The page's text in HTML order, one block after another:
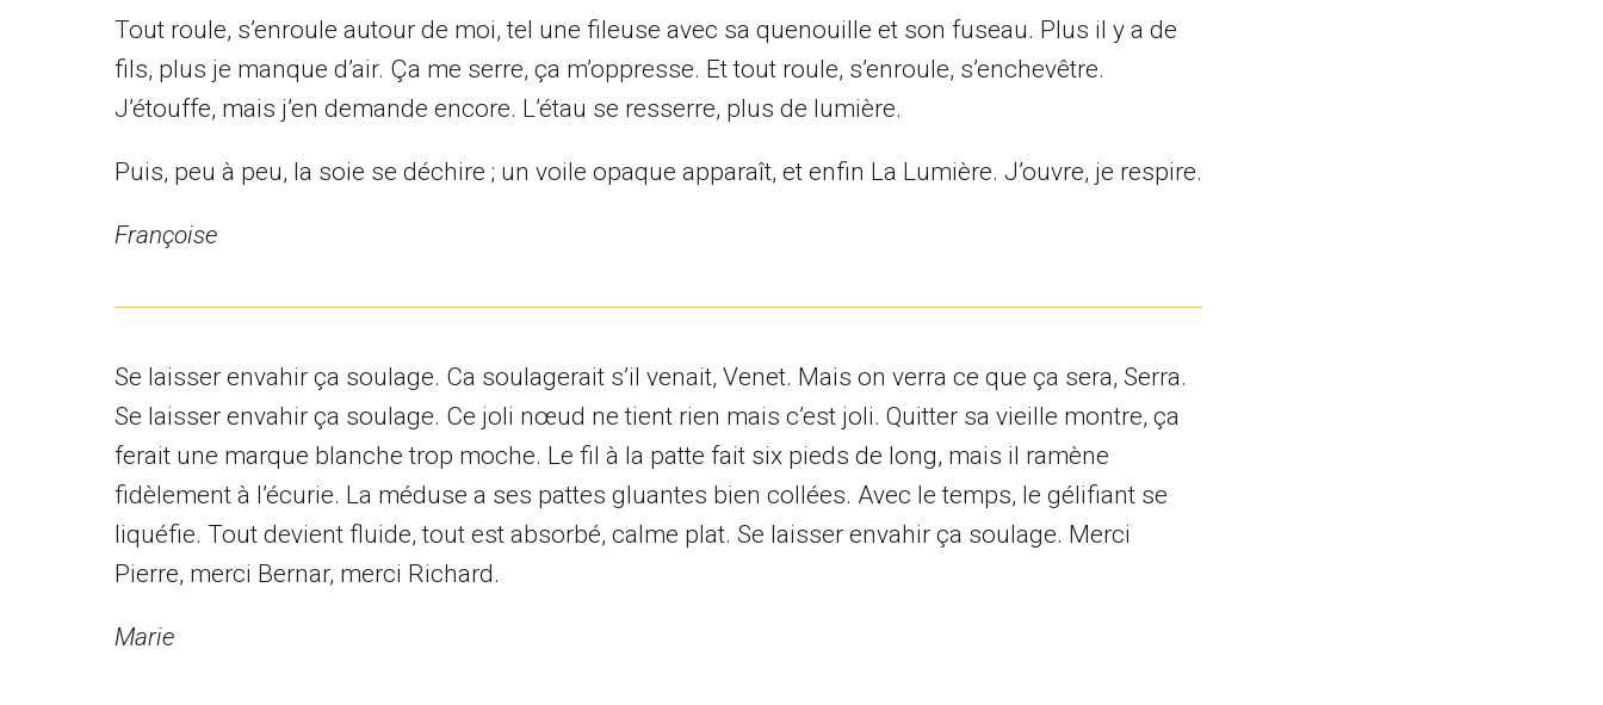
Tout roule, s’enroule autour de moi, tel une fileuse avec sa quenouille et son fuseau. Plus il y a de
fils, plus je manque d’air. Ça me serre, ça m’oppresse. Et tout roule, s’enroule, s’enchevêtre.
J’étouffe, mais j’en demande encore. L’étau se resserre, plus de lumière.
Puis, peu à peu, la soie se déchire ; un voile opaque apparaît, et enfin La Lumière. J’ouvre, je respire.
Françoise
Se laisser envahir ça soulage. Ca soulagerait s’il venait, Venet. Mais on verra ce que ça sera, Serra.
Se laisser envahir ça soulage. Ce joli nœud ne tient rien mais c’est joli. Quitter sa vieille montre, ça
ferait une marque blanche trop moche. Le fil à la patte fait six pieds de long, mais il ramène
fidèlement à l’écurie. La méduse a ses pattes gluantes bien collées. Avec le temps, le gélifiant se
liquéfie. Tout devient fluide, tout est absorbé, calme plat. Se laisser envahir ça soulage. Merci
Pierre, merci Bernar, merci Richard.
Marie